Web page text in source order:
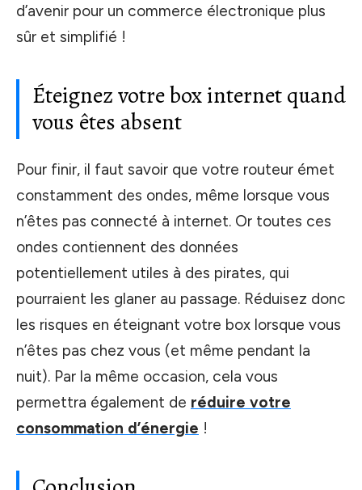
d’avenir pour un commerce électronique plus
sûr et simplifié !
Éteignez votre box internet quand
vous êtes absent
Pour finir, il faut savoir que votre routeur émet
constamment des ondes, même lorsque vous
n’êtes pas connecté à internet. Or toutes ces
ondes contiennent des données
potentiellement utiles à des pirates, qui
pourraient les glaner au passage. Réduisez donc
les risques en éteignant votre box lorsque vous
n’êtes pas chez vous (et même pendant la
nuit). Par la même occasion, cela vous
permettra également de réduire votre
consommation d’énergie !